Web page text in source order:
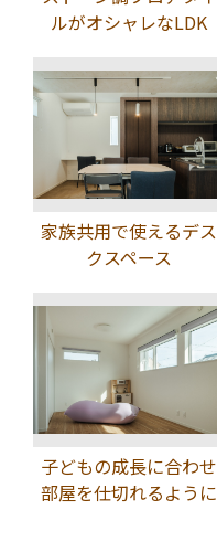
ルがオシャレなLDK
家族共用で使えるデス
クスペース
子どもの成長に合わせ
部屋を仕切れるように